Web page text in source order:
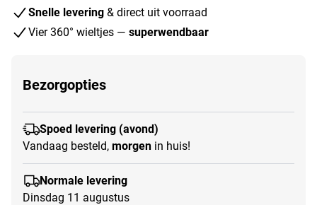
Snelle levering & direct uit voorraad
Vier 360° wieltjes — superwendbaar
Bezorgopties
Spoed levering (avond)
Vandaag besteld, morgen in huis!
Normale levering
Dinsdag 11 augustus